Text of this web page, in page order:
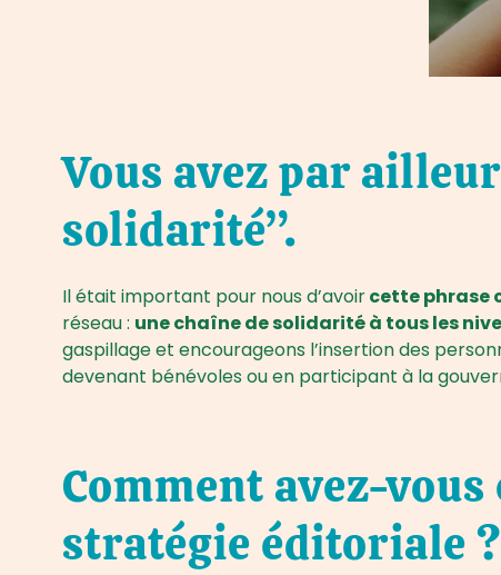
Vous avez par
solidarité”.
Il était important pour nous d’avoircette phrase
réseau : une chaîne de solidarité à tous les
gaspillage et encourageons l’insertion des
devenant bénévoles ou en participant à la
Comment avez-
stratégie éditoriale ?